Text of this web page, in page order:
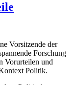
Vorsitzende der
Forschung
Vorurteilen und
Politik.